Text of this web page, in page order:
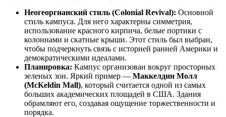
Неогеоргианский стиль (Colonial Revival): Основной
стиль кампуса. Для него характерны симметрия,
использование красного кирпича, белые портики с
колоннами и скатные крыши. Этот стиль был выбран,
чтобы подчеркнуть связь с историей ранней Америки и
демократическими идеалами.
Планировка: Кампус организован вокруг просторных
зеленых зон. Яркий пример — Маккелдин Молл
(McKeldin Mall), который считается одной из самых
больших академических площадей в США. Здания
обрамляют его, создавая ощущение торжественности и
порядка.